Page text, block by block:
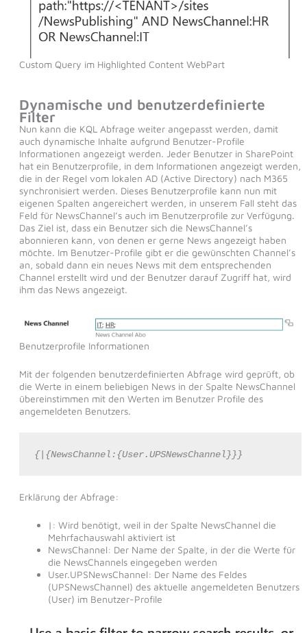
Custom Query im Highlighted Content WebPart
Dynamische und benutzerdefinierte
Filter
Nun kann die KQL Abfrage weiter angepasst werden, damit
auch dynamische Inhalte aufgrund Benutzer-Profile
Informationen angezeigt werden. Jeder Benutzer in SharePoint
hat ein Benutzerprofile, in dem Informationen angezeigt werden,
die in der Regel vom lokalen AD (Active Directory) nach M365
synchronisiert werden. Dieses Benutzerprofile kann nun mit
eigenen Spalten angereichert werden, in unserem Fall steht das
Feld für NewsChannel’s auch im Benutzerprofile zur Verfügung.
Das Ziel ist, dass ein Benutzer sich die NewsChannel’s
abonnieren kann, von denen er gerne News angezeigt haben
möchte. Im Benutzer-Profile gibt er die gewünschten Channel’s
an, sobald dann ein neues News mit dem entsprechenden
Channel erstellt wird und der Benutzer darauf Zugriff hat, wird
ihm das News angezeigt.
Benutzerprofile Informationen
Mit der folgenden benutzerdefinierten Abfrage wird geprüft, ob
die Werte in einem beliebigen News in der Spalte NewsChannel
übereinstimmen mit den Werten im Benutzer Profile des
angemeldeten Benutzers.
{|{NewsChannel:{User.UPSNewsChannel}}}
Erklärung der Abfrage:
|: Wird benötigt, weil in der Spalte NewsChannel die
Mehrfachauswahl aktiviert ist
NewsChannel: Der Name der Spalte, in der die Werte für
die NewsChannels eingegeben werden
User.UPSNewsChannel: Der Name des Feldes
(UPSNewsChannel) des aktuelle angemeldeten Benutzers
(User) im Benutzer-Profile